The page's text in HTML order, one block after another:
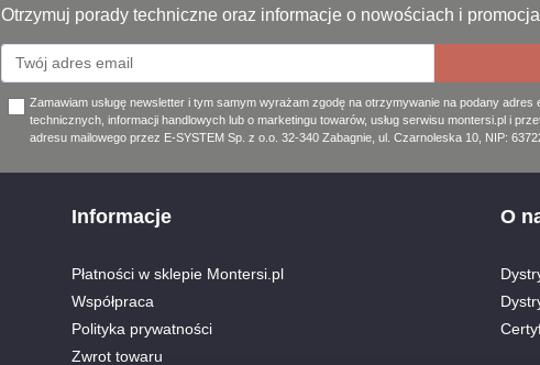
Otrzymuj porady techniczne oraz informacje o nowościach i
Zamawiam usługę newsletter i tym samym wyrażam zgodę na otrzymywanie na podany adres
technicznych, informacji handlowych lub o marketingu towarów, usług serwisu montersi.pl i
adresu mailowego przez E-SYSTEM Sp. z o.o. 32-340 Zabagnie, ul. Czarnoleska 10, NIP:
Informacje
Płatności w sklepie Montersi.pl
Współpraca
Polityka prywatności
Zwrot towaru
O